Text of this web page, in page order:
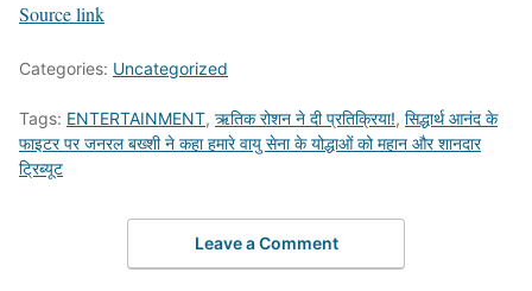
Source link
Categories: Uncategorized
Tags: ENTERTAINMENT, ऋतिक रोशन ने दी प्रतिक्रिया!, सिद्धार्थ आनंद के
फाइटर पर जनरल बख्शी ने कहा हमारे वायु सेना के योद्धाओं को महान और शानदार
ट्रिब्यूट
Leave a Comment